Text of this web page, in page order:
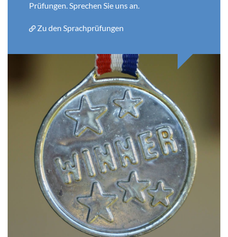
Prüfungen. Sprechen Sie uns an.
Zu den Sprachprüfungen